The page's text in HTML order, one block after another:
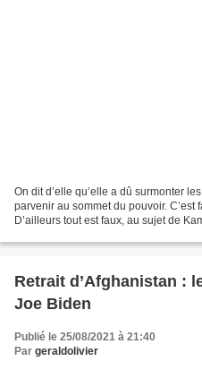
On dit d’elle qu’elle a dû surmonter
parvenir au sommet du pouvoir.
D’ailleurs tout est faux, au sujet de
Retrait d’Afghanistan :
Joe Biden
Publié le 25/08/2021 à 21:40
Par geraldolivier